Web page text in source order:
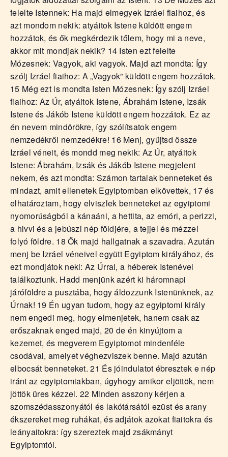
felelte Istennek: Ha majd elmegyek Izráel fiaihoz, és
azt mondom nekik: atyáitok Istene küldött engem
hozzátok, és ők megkérdezik tőlem, hogy mi a neve,
akkor mit mondjak nekik? 14 Isten ezt felelte
Mózesnek: Vagyok, aki vagyok. Majd azt mondta: Így
szólj Izráel fiaihoz: A „Vagyok” küldött engem hozzátok.
15 Még ezt is mondta Isten Mózesnek: Így szólj Izráel
fiaihoz: Az Úr, atyáitok Istene, Ábrahám Istene, Izsák
Istene és Jákób Istene küldött engem hozzátok. Ez az
én nevem mindörökre, így szólítsatok engem
nemzedékről nemzedékre! 16 Menj, gyűjtsd össze
Izráel véneit, és mondd meg nekik: Az Úr, atyáitok
Istene: Ábrahám, Izsák és Jákób Istene megjelent
nekem, és azt mondta: Számon tartalak benneteket és
mindazt, amit ellenetek Egyiptomban elkövettek, 17 és
elhatároztam, hogy elviszlek benneteket az egyiptomi
nyomorúságból a kánaáni, a hettita, az emóri, a perizzi,
a hivvi és a jebúszi nép földjére, a tejjel és mézzel
folyó földre. 18 Ők majd hallgatnak a szavadra. Azután
menj be Izráel véneivel együtt Egyiptom királyához, és
ezt mondjátok neki: Az Úrral, a héberek Istenével
találkoztunk. Hadd menjünk azért ki háromnapi
járóföldre a pusztába, hogy áldozzunk Istenünknek, az
Úrnak! 19 Én ugyan tudom, hogy az egyiptomi király
nem engedi meg, hogy elmenjetek, hanem csak az
erőszaknak enged majd, 20 de én kinyújtom a
kezemet, és megverem Egyiptomot mindenféle
csodával, amelyet véghezviszek benne. Majd azután
elbocsát benneteket. 21 És jóindulatot ébresztek e nép
iránt az egyiptomiakban, úgyhogy amikor eljöttök, nem
jöttök üres kézzel. 22 Minden asszony kérjen a
szomszédasszonyától és lakótársától ezüst és arany
ékszereket meg ruhákat, és adjátok azokat fiaitokra és
leányaitokra: így szereztek majd zsákmányt
Egyiptomtól.